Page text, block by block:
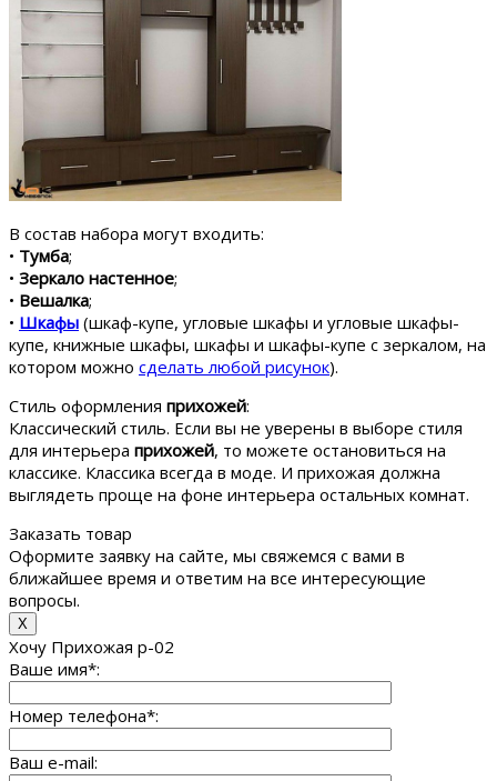
В состав набора могут входить:
• Тумба;
• Зеркало настенное;
• Вешалка;
• Шкафы (шкаф-купе, угловые шкафы и угловые шкафы-
купе, книжные шкафы, шкафы и шкафы-купе с зеркалом, на
котором можно сделать любой рисунок).
Стиль оформления прихожей:
Классический стиль. Если вы не уверены в выборе стиля
для интерьера прихожей, то можете остановиться на
классике. Классика всегда в моде. И прихожая должна
выглядеть проще на фоне интерьера остальных комнат.
Заказать товар
Оформите заявку на сайте, мы свяжемся с вами в
ближайшее время и ответим на все интересующие
вопросы.
X
Хочу Прихожая p-02
Ваше имя*:
Номер телефона*:
Ваш e-mail: